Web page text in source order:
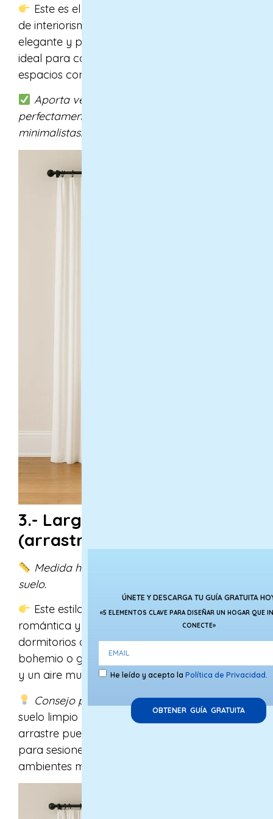
Este es el largo más utilizado en proyectos
de interiorismo porque crea una caída limpia,
elegante y práctica. No arrastra, por lo que es
ideal para casas con niños, mascotas o para
espacios con mucho tránsito.
Aporta verticalidad, orden y encaja
perfectamente en estilos nórdicos, modernos o
minimalistas.
3.- Largo extra
(arrastrando):
Medida habitual: 10 cm más largo que el
suelo.
Este estilo da una estética muy elegante,
romántica y sofisticada. Es perfecto para
dormitorios o salones con estilo clásico,
bohemio o glam. Aporta textura, profundidad
y un aire muy cuidado al diseño.
Consejo profesional:Solo úsalo si tienes un
suelo limpio y sin mucho polvo, porque el
arrastre puede ensuciarse con facilidad. Ideal
para sesiones fotográficas, escaparates o
ambientes muy bien mantenidos.
ÚNETE Y DESCARGA TU GUÍA GRATUITA
«5 ELEMENTOS CLAVE PARA DISEÑAR UN HOGAR QUE
CONECTE»
He leído y acepto laPolítica de Privacidad.
OBTENER GUÍA GRATUITA